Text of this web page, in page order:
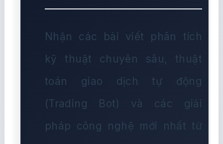
Nhận các bài viết phân tích
kỹ thuật chuyên sâu, thuật
toán giao dịch tự động
(Trading Bot) và các giải
pháp công nghệ mới nhất từ